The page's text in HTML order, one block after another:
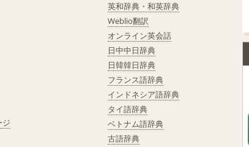
ジ
英和辞典・和英辞典
Weblio翻訳
オンライン英会話
日中中日辞典
日韓韓日辞典
フランス語辞典
インドネシア語辞典
タイ語辞典
ベトナム語辞典
古語辞典